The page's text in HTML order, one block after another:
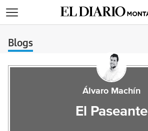
Blogs
Álvaro Machín
El Paseante